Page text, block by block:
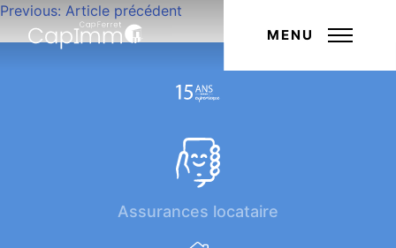
MENU
Navigation
de
Previous: Article précédent
Assurances locataire